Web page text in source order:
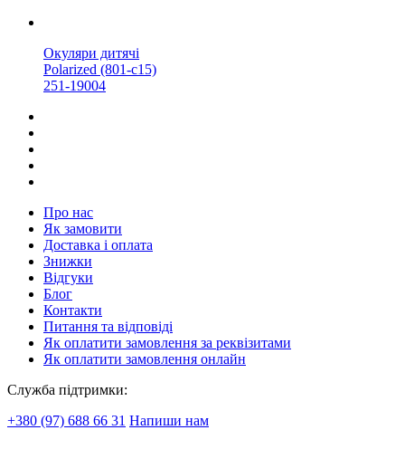
Окуляри дитячі
Polarized (801-с15)
251-19004
Про нас
Як замовити
Доставка і оплата
Знижки
Відгуки
Блог
Контакти
Питання та відповіді
Як оплатити замовлення за реквізитами
Як оплатити замовлення онлайн
Служба підтримки:
+380 (97) 688 66 31 Напиши нам